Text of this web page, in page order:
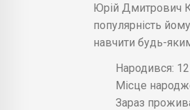
Юрій Дмитрович
популярність
навчити будь-
Народився:
Місце
Зараз